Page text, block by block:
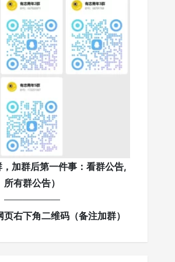
，加群后第一件事：看群公告,
所有群公告）
——————
右下角二维码（备注加群）